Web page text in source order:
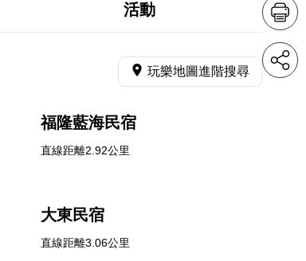
活動
玩樂地圖進階搜尋
福隆藍海民宿
直線距離2.92公里
大東民宿
直線距離3.06公里